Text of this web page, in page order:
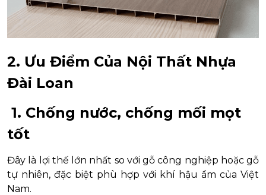
2. Ưu Điểm Của Nội Thất Nhựa
Đài Loan
1. Chống nước, chống mối mọt
tốt
Đây là lợi thế lớn nhất so với gỗ công nghiệp hoặc gỗ
tự nhiên, đặc biệt phù hợp với khí hậu ẩm của Việt
Nam.